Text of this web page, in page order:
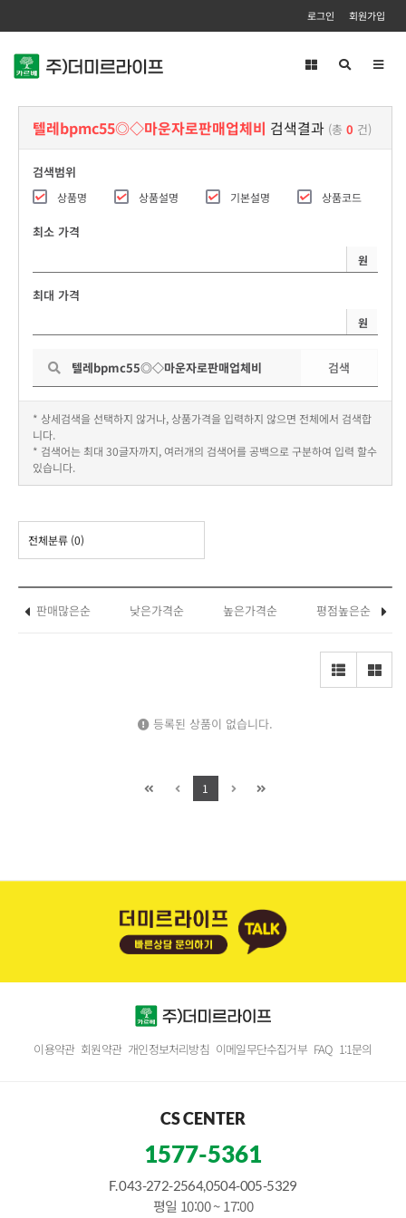
로그인 회원가입
텔레bpmc55◎◇마운자로판매업체비 검색결과 (총 0 건)
검색범위
상품명 상품설명 기본설명 상품코드
최소 가격
원
최대 가격
원
검색
* 상세검색을 선택하지 않거나, 상품가격을 입력하지 않으면 전체에서 검색합
니다.
* 검색어는 최대 30글자까지, 여러개의 검색어를 공백으로 구분하여 입력 할수
있습니다.
전체분류 (0)
판매많은순 낮은가격순 높은가격순 평점높은순
등록된 상품이 없습니다.
1
이용약관 회원약관 개인정보처리방침 이메일무단수집거부 FAQ 1:1문의
CS CENTER
1577-5361
F. 043-272-2564,0504-005-5329
평일 10:00 ~ 17:00